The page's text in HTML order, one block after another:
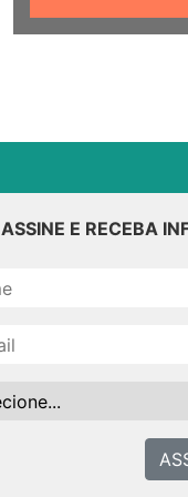
ASSINE E RECEBA